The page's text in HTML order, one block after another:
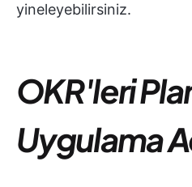
yineleyebilirsiniz.
OKR'leri
Uygulama